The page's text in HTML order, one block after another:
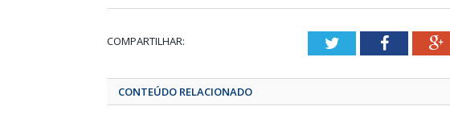
COMPARTILHAR: Twitter
CONTEÚDO RELACIONADO